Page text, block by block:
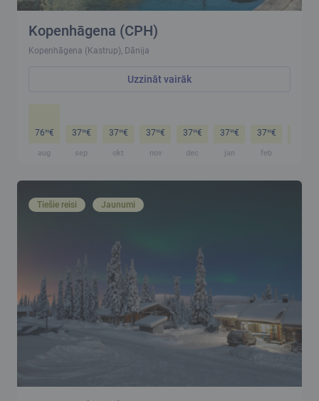
Kopenhāgena (CPH)
Kopenhāgena (Kastrup), Dānija
Uzzināt vairāk
7699€
aug
3799€
sep
3799€
okt
3799€
nov
3799€
dec
3799€
jan
3799€
feb
Tiešie reisi Jaunumi